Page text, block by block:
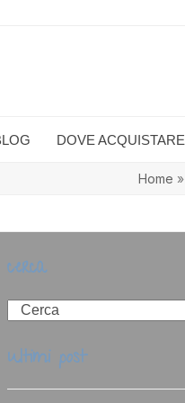
DOVE ACQUISTARE
Home »
cerca
Search
ultimi post